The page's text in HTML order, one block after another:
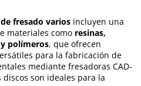
fresado varios incluyen una
materiales como resinas,
polímeros, que ofrecen
para la fabricación de
mediante fresadoras CAD-
discos son ideales para la